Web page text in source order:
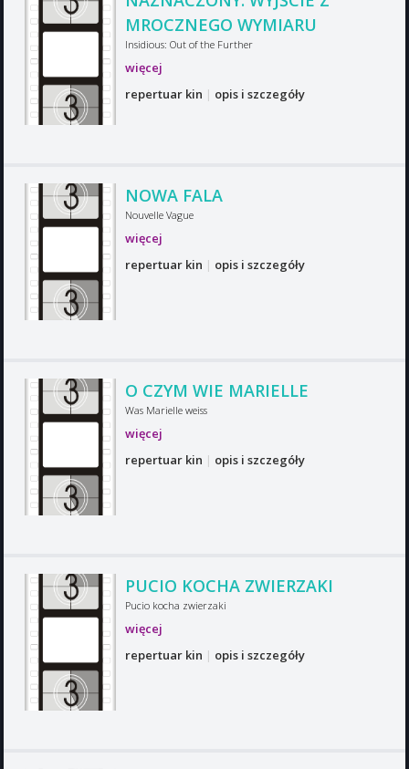
MROCZNEGO WYMIARU
Insidious: Out of the Further
więcej
repertuar kin | opis i szczegóły
NOWA FALA
Nouvelle Vague
więcej
repertuar kin | opis i szczegóły
O CZYM WIE MARIELLE
Was Marielle weiss
więcej
repertuar kin | opis i szczegóły
PUCIO KOCHA ZWIERZAKI
Pucio kocha zwierzaki
więcej
repertuar kin | opis i szczegóły